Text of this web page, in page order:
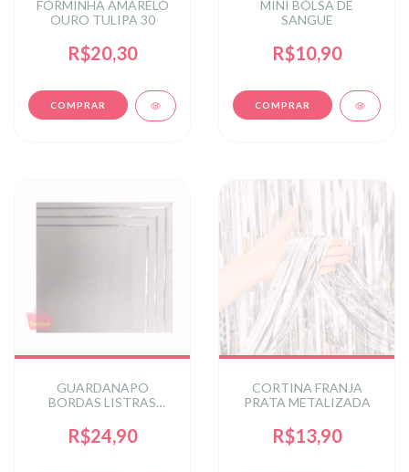
FORMINHA AMARELO
OURO TULIPA 30
R$20,30
MINI BOLSA DE
SANGUE
R$10,90
GUARDANAPO
BORDAS LISTRAS
R$24,90
CORTINA FRANJA
PRATA METALIZADA
R$13,90